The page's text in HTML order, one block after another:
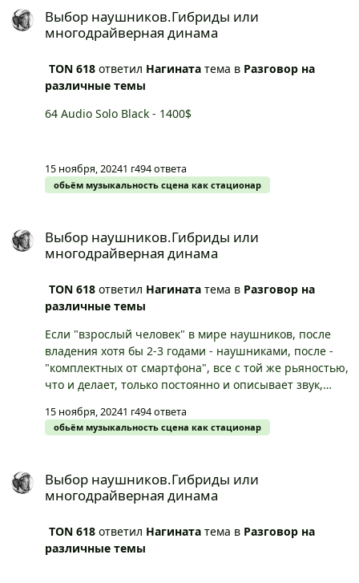
страницы "греют, под микроскопом препарируют" и
аксессуары к ним… )
Выбор наушников.Гибриды или
многодрайверная динама
TON 618ответил Нагинататема в Разговор на
различные темы
64 Audio Solo Black - 1400$
15 ноября, 20241 г494 ответа
обьём музыкальность сцена как стационар
Выбор наушников.Гибриды или
многодрайверная динама
TON 618ответил Нагинататема в Разговор на
различные темы
Если "взрослый человек" в мире наушников, после
владения хотя бы 2-3 годами - наушниками, после -
"комплектных от смартфона", все с той же рьяностью,
что и делает, только постоянно и описывает звук,
прослушивать, отслушивать и прогревать
предохранители, подставки, силовые, кабели,
15 ноября, 20241 г494 ответа
обьём музыкальность сцена как стационар
Выбор наушников.Гибриды или
многодрайверная динама
TON 618ответил Нагинататема в Разговор на
различные темы